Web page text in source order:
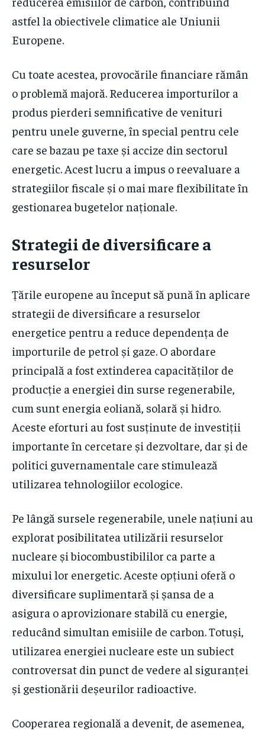
astfel la obiectivele climatice ale Uniunii
Europene.
Cu toate acestea, provocările financiare rămân
o problemă majoră. Reducerea importurilor a
produs pierderi semnificative de venituri
pentru unele guverne, în special pentru cele
care se bazau pe taxe și accize din sectorul
energetic. Acest lucru a impus o reevaluare a
strategiilor fiscale și o mai mare flexibilitate în
gestionarea bugetelor naționale.
Strategii de diversificare a
resurselor
Țările europene au început să pună în aplicare
strategii de diversificare a resurselor
energetice pentru a reduce dependența de
importurile de petrol și gaze. O abordare
principală a fost extinderea capacităților de
producție a energiei din surse regenerabile,
cum sunt energia eoliană, solară și hidro.
Aceste eforturi au fost susținute de investiții
importante în cercetare și dezvoltare, dar și de
politici guvernamentale care stimulează
utilizarea tehnologiilor ecologice.
Pe lângă sursele regenerabile, unele națiuni au
explorat posibilitatea utilizării resurselor
nucleare și biocombustibililor ca parte a
mixului lor energetic. Aceste opțiuni oferă o
diversificare suplimentară și șansa de a
asigura o aprovizionare stabilă cu energie,
reducând simultan emisiile de carbon. Totuși,
utilizarea energiei nucleare este un subiect
controversat din punct de vedere al siguranței
și gestionării deșeurilor radioactive.
Cooperarea regională a devenit, de asemenea,